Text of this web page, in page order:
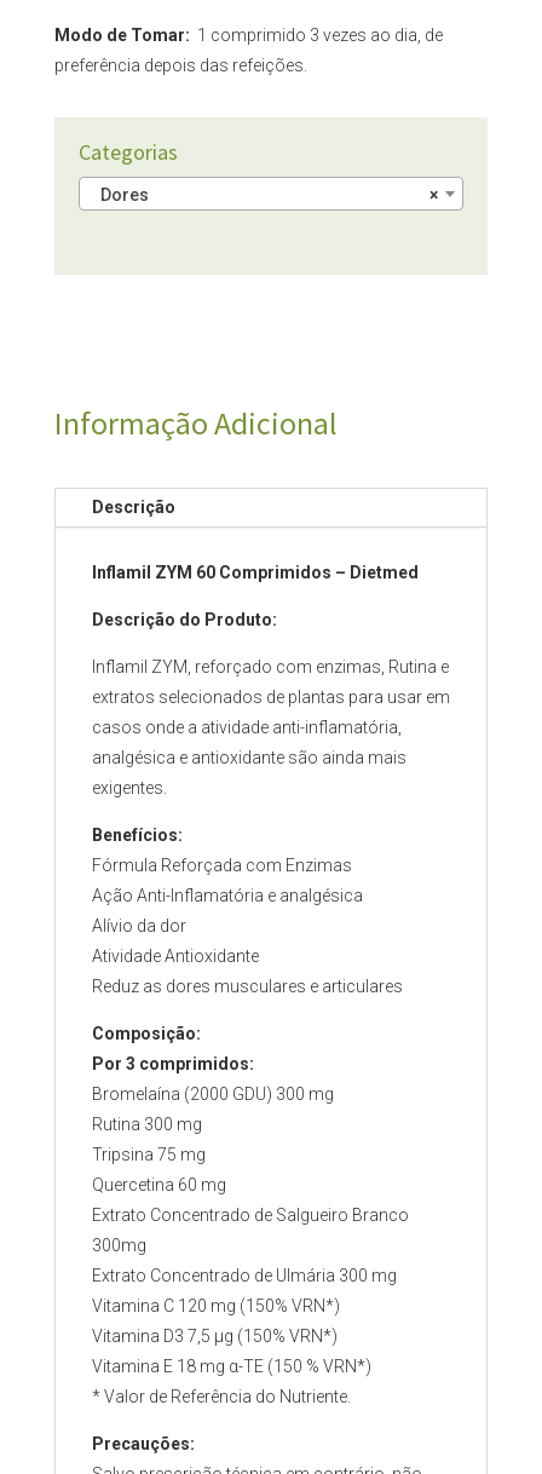
Modo de Tomar: 1 comprimido 3 vezes ao dia, de
preferência depois das refeições.
Categorias
×
Dores
Informação Adicional
Descrição
Inflamil ZYM 60 Comprimidos – Dietmed
Descrição do Produto:
Inflamil ZYM, reforçado com enzimas, Rutina e
extratos selecionados de plantas para usar em
casos onde a atividade anti-inflamatória,
analgésica e antioxidante são ainda mais
exigentes.
Benefícios:
Fórmula Reforçada com Enzimas
Ação Anti-Inflamatória e analgésica
Alívio da dor
Atividade Antioxidante
Reduz as dores musculares e articulares
Composição:
Por 3 comprimidos:
Bromelaína (2000 GDU) 300 mg
Rutina 300 mg
Tripsina 75 mg
Quercetina 60 mg
Extrato Concentrado de Salgueiro Branco
300mg
Extrato Concentrado de Ulmária 300 mg
Vitamina C 120 mg (150% VRN*)
Vitamina D3 7,5 µg (150% VRN*)
Vitamina E 18 mg α-TE (150 % VRN*)
* Valor de Referência do Nutriente.
Precauções: